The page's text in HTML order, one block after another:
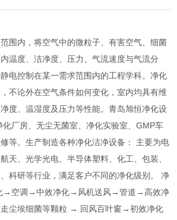
围内，将空气中的微粒子、有害空气、细菌
温度、洁净度、压力、气流速度与气流分
电控制在某一需求范围内的工程学科。净化
不论外在空气条件如何变化，室内均具有维
度、温湿度及压力等性能。青岛旭恒净化设
厂房、无尘无菌室、净化实验室、GMP车
等。生产制造各种净化洁净设备： 主要为电
天、光学光电、半导体塑料、化工、包装、
科研等行业，满足客户不同的净化级别。 净
→空调→中效净化→风机送风→管道→高效净
尘埃细菌等颗粒 → 回风百叶窗→初效净化